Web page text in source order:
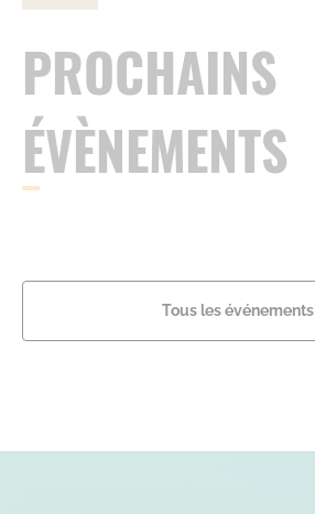
PROCHAINS
ÉVÈNEMENTS
Tous les événements